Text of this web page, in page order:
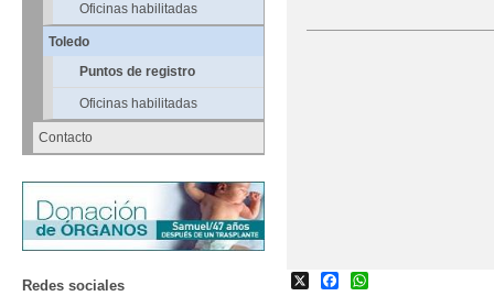
Oficinas habilitadas
Toledo
Puntos de registro
Oficinas habilitadas
Contacto
Redes sociales Facebook